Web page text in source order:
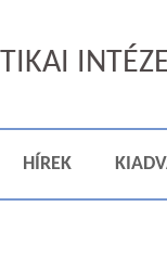
HÍREK